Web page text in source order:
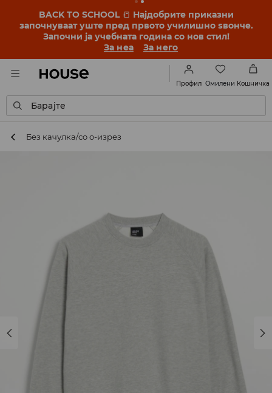
BACK TO SCHOOL 📒 Најдобрите приказни
започнуваат уште пред првото училишно ѕвонче.
Започни ја учебната година со нов стил!
За неа
За него
Профил Омилени Кошничка
Барајте
Без качулка/со о-изрез